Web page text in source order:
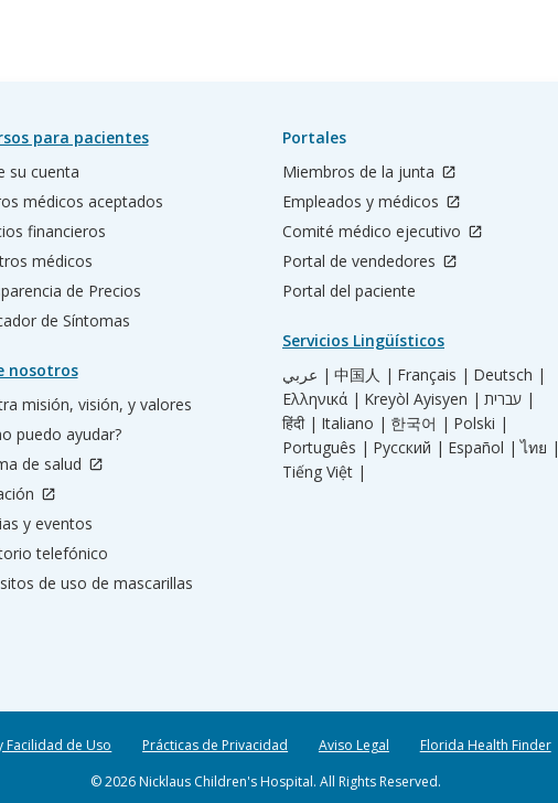
para pacientes
su cuenta
médicos aceptados
financieros
médicos
de Precios
de Síntomas
nosotros
misión, visión, y valores
puedo ayudar?
de salud
y eventos
telefónico
de uso de mascarillas
Portales
Miembros de la junta
Empleados y médicos
Comité médico ejecutivo
Portal de vendedores
Portal del paciente
Servicios Lingüísticos
عربي | 中国人 | Français | Deutsch |
Ελληνικά | Kreyòl Ayisyen |
עברית |
हिंदी | Italiano | 한국어 | Polski |
Português | Русский | Español | ไทย |
Tiếng Việt |
Facilidad de Uso Prácticas de Privacidad Aviso Legal Florida Health Finder
© 2026 Nicklaus Children's Hospital. All Rights Reserved.